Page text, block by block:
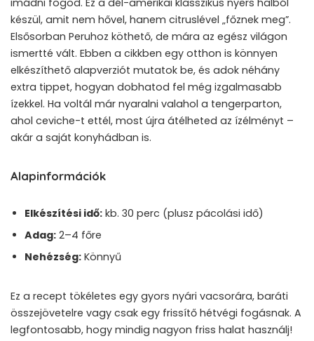
imádni fogod. Ez a dél-amerikai klasszikus nyers halból
készül, amit nem hővel, hanem citruslével „főznek meg”.
Elsősorban Peruhoz köthető, de mára az egész világon
ismertté vált. Ebben a cikkben egy otthon is könnyen
elkészíthető alapverziót mutatok be, és adok néhány
extra tippet, hogyan dobhatod fel még izgalmasabb
ízekkel. Ha voltál már nyaralni valahol a tengerparton,
ahol ceviche-t ettél, most újra átélheted az ízélményt –
akár a saját konyhádban is.
Alapinformációk
Elkészítési idő: kb. 30 perc (plusz pácolási idő)
Adag: 2–4 főre
Nehézség: Könnyű
Ez a recept tökéletes egy gyors nyári vacsorára, baráti
összejövetelre vagy csak egy frissítő hétvégi fogásnak. A
legfontosabb, hogy mindig nagyon friss halat használj!